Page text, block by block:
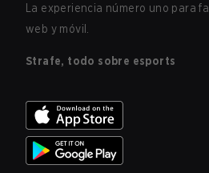
La experiencia número uno para
web y móvil.
Strafe, todo sobre esports